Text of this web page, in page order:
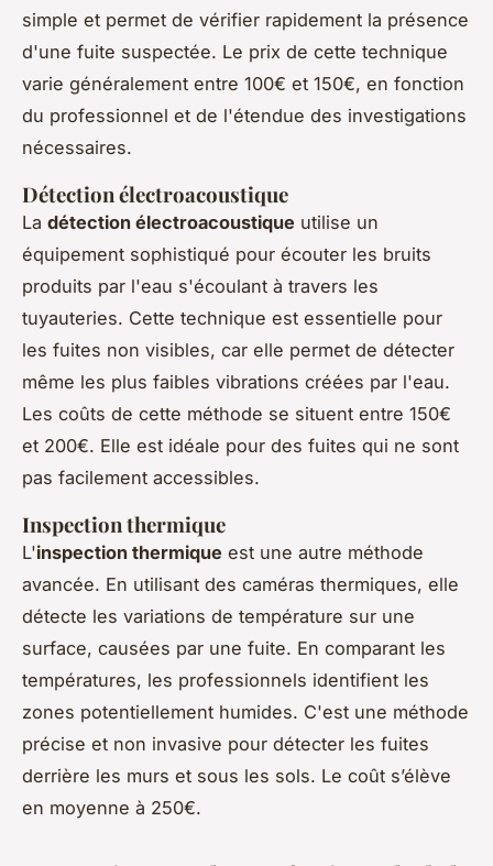
simple et permet de vérifier rapidement la présence
d'une fuite suspectée. Le prix de cette technique
varie généralement entre 100€ et 150€, en fonction
du professionnel et de l'étendue des investigations
nécessaires.
Détection électroacoustique
La détection électroacoustique utilise un
équipement sophistiqué pour écouter les bruits
produits par l'eau s'écoulant à travers les
tuyauteries. Cette technique est essentielle pour
les fuites non visibles, car elle permet de détecter
même les plus faibles vibrations créées par l'eau.
Les coûts de cette méthode se situent entre 150€
et 200€. Elle est idéale pour des fuites qui ne sont
pas facilement accessibles.
Inspection thermique
L'inspection thermique est une autre méthode
avancée. En utilisant des caméras thermiques, elle
détecte les variations de température sur une
surface, causées par une fuite. En comparant les
températures, les professionnels identifient les
zones potentiellement humides. C'est une méthode
précise et non invasive pour détecter les fuites
derrière les murs et sous les sols. Le coût s’élève
en moyenne à 250€.